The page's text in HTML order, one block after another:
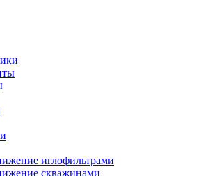
иглофильтрами
скважинами